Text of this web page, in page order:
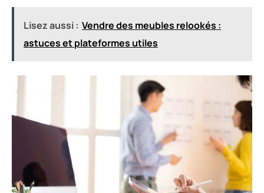
Lisez aussi : Vendre des meubles relookés :
astuces et plateformes utiles